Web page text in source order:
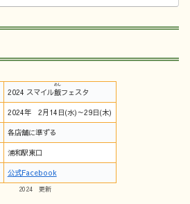
2024 スマイル飯
めし
フェスタ
2024年 2月14日(水)～29日(木)
各店舗に準ずる
浦和駅東口
公式Facebook
2024 更新